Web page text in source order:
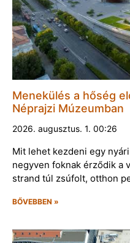
Menekülés a hőség
Néprajzi Múzeumban
2026. augusztus. 1. 00:26
Mit lehet kezdeni egy
negyven foknak érződik a
strand túl zsúfolt, otthon
BŐVEBBEN »